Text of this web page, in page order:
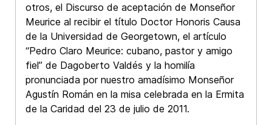
otros, el Discurso de aceptación de Monseñor
Meurice al recibir el título Doctor Honoris Causa
de la Universidad de Georgetown, el artículo
“Pedro Claro Meurice: cubano, pastor y amigo
fiel” de Dagoberto Valdés y la homilía
pronunciada por nuestro amadísimo Monseñor
Agustín Román en la misa celebrada en la Ermita
de la Caridad del 23 de julio de 2011.